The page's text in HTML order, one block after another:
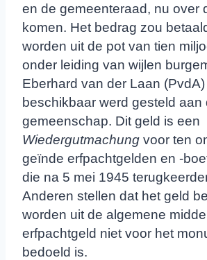
en de gemeenteraad, nu over
komen. Het bedrag zou
worden uit de pot van tien
onder leiding van wijlen
Eberhard van der Laan
beschikbaar werd gesteld aan
gemeenschap. Dit geld is een
Wiedergutmachung voor ten
geïnde erfpachtgelden en -
die na 5 mei 1945
Anderen stellen dat het geld
worden uit de algemene
erfpachtgeld niet voor het
bedoeld is.